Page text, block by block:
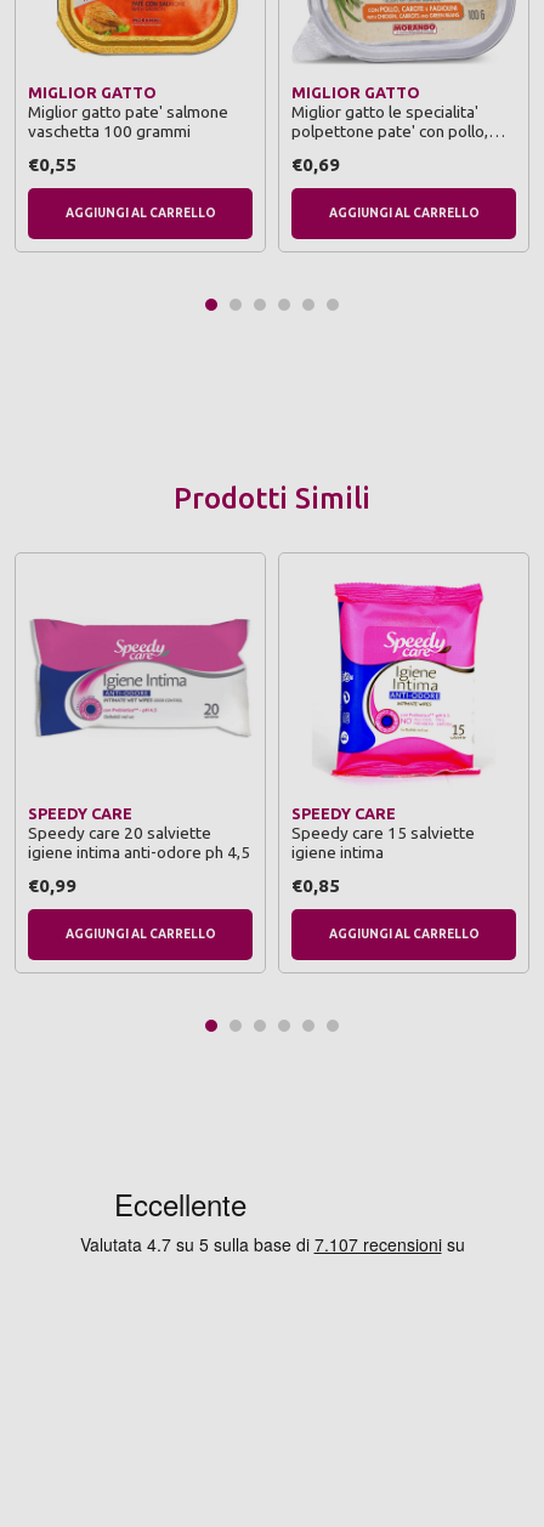
MIGLIOR GATTO
Miglior gatto pate' salmone
vaschetta 100 grammi
€0,55
AGGIUNGI AL CARRELLO
MIGLIOR GATTO
Miglior gatto le specialita'
polpettone pate' con pollo,
100 grammi
€0,69
AGGIUNGI AL CARRELLO
Prodotti Simili
SPEEDY CARE
Speedy care 20 salviette
igiene intima anti-odore ph 4,5
€0,99
AGGIUNGI AL CARRELLO
SPEEDY CARE
Speedy care 15 salviette
igiene intima
€0,85
AGGIUNGI AL CARRELLO